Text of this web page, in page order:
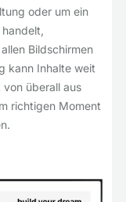
oder um ein
Bildschirmen
kann Inhalte weit
von überall aus
richtigen Moment